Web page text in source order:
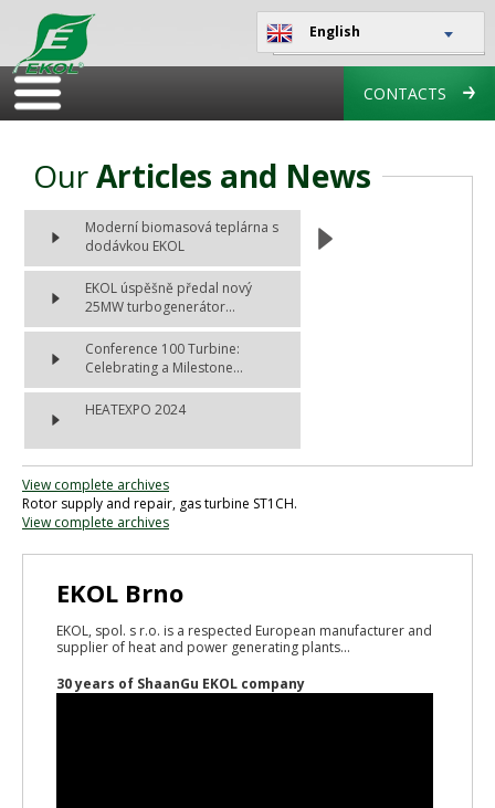
English
CONTACTS
OurArticles and News
Moderní biomasová teplárna s
dodávkou EKOL
EKOL úspěšně předal nový
25MW turbogenerátor...
Conference 100 Turbine:
Celebrating a Milestone...
HEATEXPO 2024
View complete archives
Rotor supply and repair, gas turbine ST1CH.
View complete archives
EKOL Brno
EKOL, spol. s r.o. is a respected European manufacturer and
supplier of heat and power generating plants...
30 years of ShaanGu EKOL company